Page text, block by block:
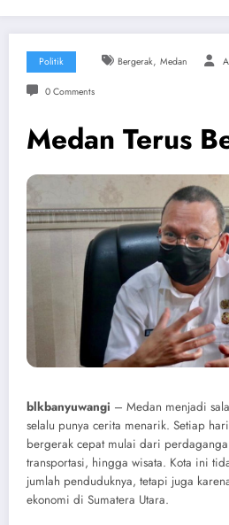
Politik Bergerak, Medan
0 Comments
Medan Terus
blkbanyuwangi – Medan menjadi
selalu punya cerita menarik. Setiap
bergerak cepat mulai dari
transportasi, hingga wisata. Kota ini
jumlah penduduknya, tetapi juga
ekonomi di Sumatera Utara.